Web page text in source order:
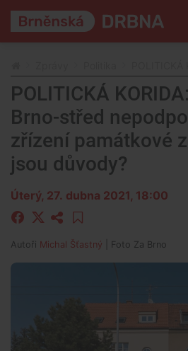
POLITICKÁ
Brno-střed
zřízení památkové
jsou důvody?
Úterý, 27. dubna 2021, 18:00
Autoři Michal Šťastný | Foto Za Brno